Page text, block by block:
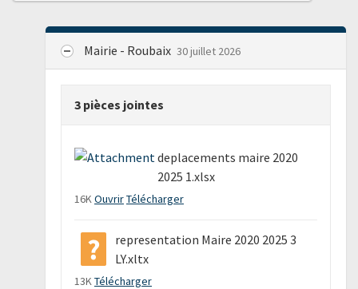
Mairie - Roubaix 30 juillet 2026
3 pièces jointes
deplacements maire 2020
2025 1.xlsx
16KOuvrirTélécharger
representation Maire 2020 2025 3
LY.xltx
13KTélécharger